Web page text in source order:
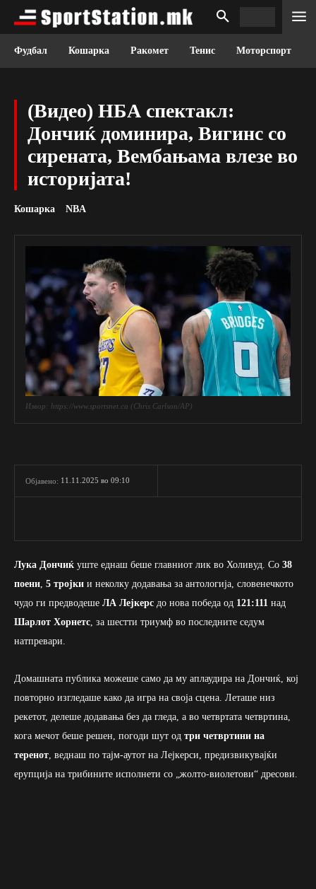
Фудбал Кошарка Ракомет Тенис Моторспорт
(Видео) НБА спектакл:
Дончиќ доминира, Вигинс со
сирената, Вембањама влезе во
историјата!
Кошарка NBA
Извор: https://www.sportsnet.ca (Chris Carlson/AP)
Објавено: 11.11.2025 во 09:10
Лука Дончиќ уште еднаш беше главниот лик во Холивуд. Со 38
поени 5 тројки и неколку додавања за антологија, словенечкото
чудо ги предводеше ЛА Лејкерс до нова победа од 121:111 над
Шарлот Хорнетс , за шестти триумф во последните седум
натпревари.
Домашната публика можеше само да му аплаудира на Дончиќ, кој
повторно изгледаше како да игра на своја сцена. Леташе низ
рекетот, делеше додавања без да гледа, а во четвртата четвртина,
кога мечот беше решен, погоди шут од три четвртини на
теренот , веднаш по тајм-аутот на Лејкерси, предизвикувајќи
ерупција на трибините исполнети со „жолто-виолетови“ дресови.